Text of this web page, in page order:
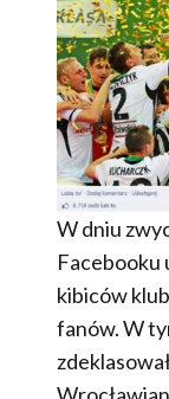
W dniu
Facebooku
kibiców
fanów. W